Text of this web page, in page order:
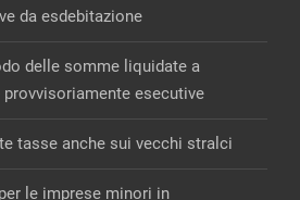
da esdebitazione
delle somme liquidate a
esecutive
tasse anche sui vecchi stralci
le imprese minori in